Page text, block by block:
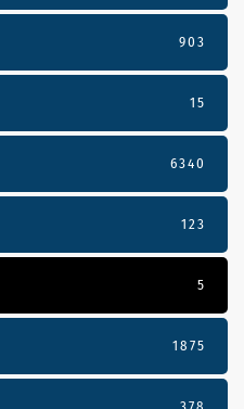
903
15
6340
123
5
1875